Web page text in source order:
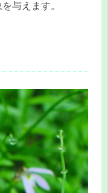
与えます。